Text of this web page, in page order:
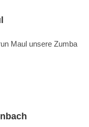
Maul unsere Zumba